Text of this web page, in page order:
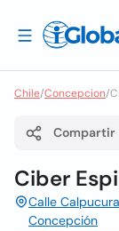
Chile/Concepcion/
Compartir
Ciber
Calle
Concepción